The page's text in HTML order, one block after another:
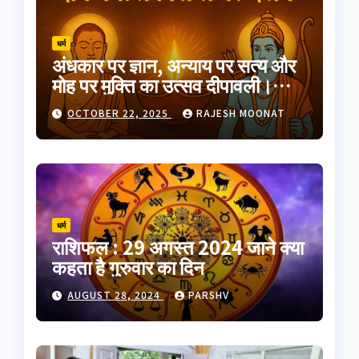
धर्म
अंधकार पर ज्ञान, अन्याय पर सत्य और
मोह पर मुक्ति का उत्सव दीपावली।
भारतीय परंपरा का यह त्योहार
आत्मप्रकाश का प्रतीक है
OCTOBER 22, 2025 RAJESH MOONAT
धर्म
राशिफल : 29 अगस्त 2024 जाने क्या
कहता है गुरुवार का दिन
AUGUST 28, 2024 PARSHV